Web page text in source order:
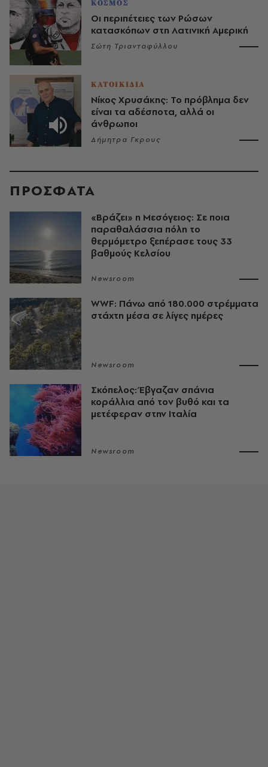
ΚΟΣΜΟΣ
Οι περιπέτειες των Ρώσων
κατασκόπων στη Λατινική Αμερική
Σώτη Τριανταφύλλου
ΚΑΤΟΙΚΙΔΙΑ
Νίκος Χρυσάκης: Το πρόβλημα δεν
είναι τα αδέσποτα, αλλά οι
άνθρωποι
Δήμητρα Γκρους
ΠΡΟΣΦΑΤΑ
«Βράζει» η Μεσόγειος: Σε ποια
παραθαλάσσια πόλη το
θερμόμετρο ξεπέρασε τους 33
βαθμούς Κελσίου
Newsroom
WWF: Πάνω από 180.000 στρέμματα
στάχτη μέσα σε λίγες ημέρες
Newsroom
Σκόπελος: Έβγαζαν σπάνια
κοράλλια από τον βυθό και τα
μετέφεραν στην Ιταλία
Newsroom